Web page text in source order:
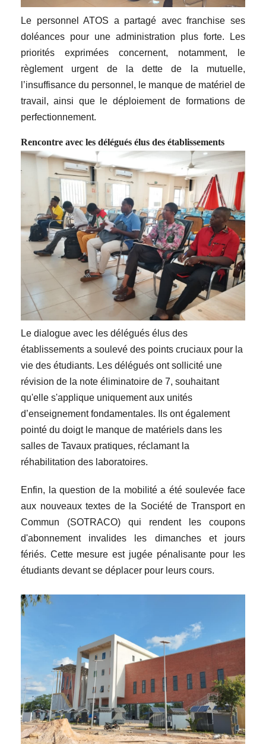
Le personnel ATOS a partagé avec franchise ses
doléances pour une administration plus forte. Les
priorités exprimées concernent, notamment, le
règlement urgent de la dette de la mutuelle,
l’insuffisance du personnel, le manque de matériel de
travail, ainsi que le déploiement de formations de
perfectionnement.
Rencontre avec les délégués élus des établissements
Le dialogue avec les délégués élus des
établissements a soulevé des points cruciaux pour la
vie des étudiants. Les délégués ont sollicité une
révision de la note éliminatoire de 7, souhaitant
qu'elle s'applique uniquement aux unités
d’enseignement fondamentales. Ils ont également
pointé du doigt le manque de matériels dans les
salles de Tavaux pratiques, réclamant la
réhabilitation des laboratoires.
Enfin, la question de la mobilité a été soulevée face
aux nouveaux textes de la Société de Transport en
Commun (SOTRACO) qui rendent les coupons
d'abonnement invalides les dimanches et jours
fériés. Cette mesure est jugée pénalisante pour les
étudiants devant se déplacer pour leurs cours.